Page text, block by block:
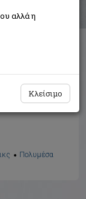
- Επετειακά
- Λευκώματα
Πολυμέσα
αλλά η
Κλείσιμο